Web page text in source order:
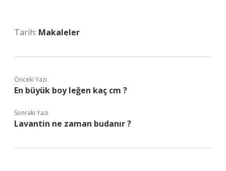
Tarih: Makaleler
Önceki Yazı
En büyük boy leğen kaç cm ?
Sonraki Yazı
Lavantin ne zaman budanır ?